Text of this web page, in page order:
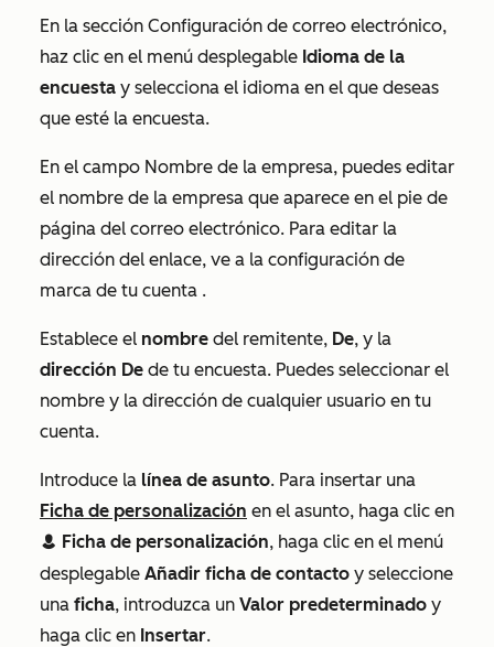
En la sección Configuración de correo electrónico,
haz clic en el menú desplegable Idioma de la
encuesta y selecciona el idioma en el que deseas
que esté la encuesta.
En el campo Nombre de la empresa, puedes editar
el nombre de la empresa que aparece en el pie de
página del correo electrónico. Para editar la
dirección del enlace, ve a la configuración de
marca de tu cuenta .
Establece el nombre del remitente, De, y la
dirección De de tu encuesta. Puedes seleccionar el
nombre y la dirección de cualquier usuario en tu
cuenta.
Introduce la línea de asunto. Para insertar una
Ficha de personalización en el asunto, haga clic en
contacts Ficha de personalización, haga clic en el menú
desplegable Añadir ficha de contacto y seleccione
una ficha, introduzca un Valor predeterminado y
haga clic en Insertar.